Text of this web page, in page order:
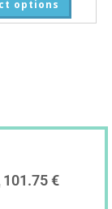
options
€